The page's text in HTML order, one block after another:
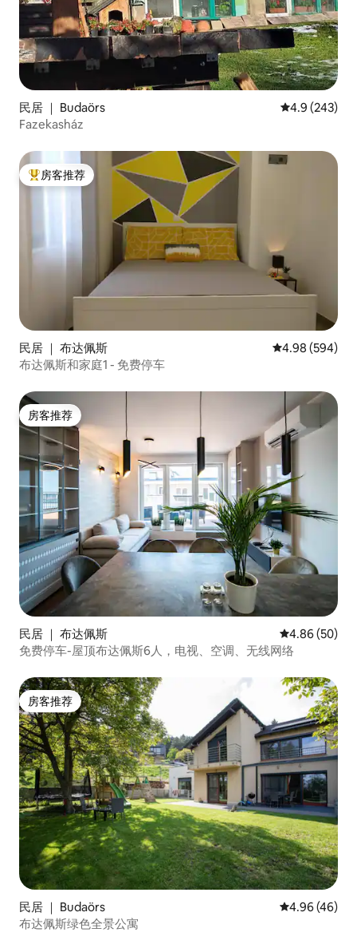
民居 ｜ Budaörs 平均评分 4.9
4.9 (243)
Fazekasház
热门「房客推荐」
房客推荐
民居 ｜ 布达佩斯 平均评分 4.98
4.98 (594)
布达佩斯和家庭1 - 免费停车
房客推荐
房客推荐
民居 ｜ 布达佩斯 平均评分 4.86
4.86 (50)
免费停车-屋顶布达佩斯6人，电视、空调、无线网络
房客推荐
房客推荐
民居 ｜ Budaörs 平均评分
4.96 (46)
布达佩斯绿色全景公寓